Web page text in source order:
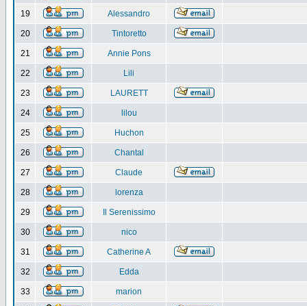
19 Alessandro
20 Tintoretto
21 Annie Pons
22 Lili
23 LAURETT
24 lilou
25 Huchon
26 Chantal
27 Claude
28 lorenza
29 Il Serenissimo
30 nico
31 Catherine A
32 Edda
33 marion